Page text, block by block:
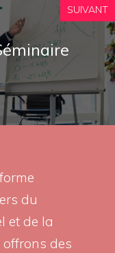
SUIVANT
du
et de la
des